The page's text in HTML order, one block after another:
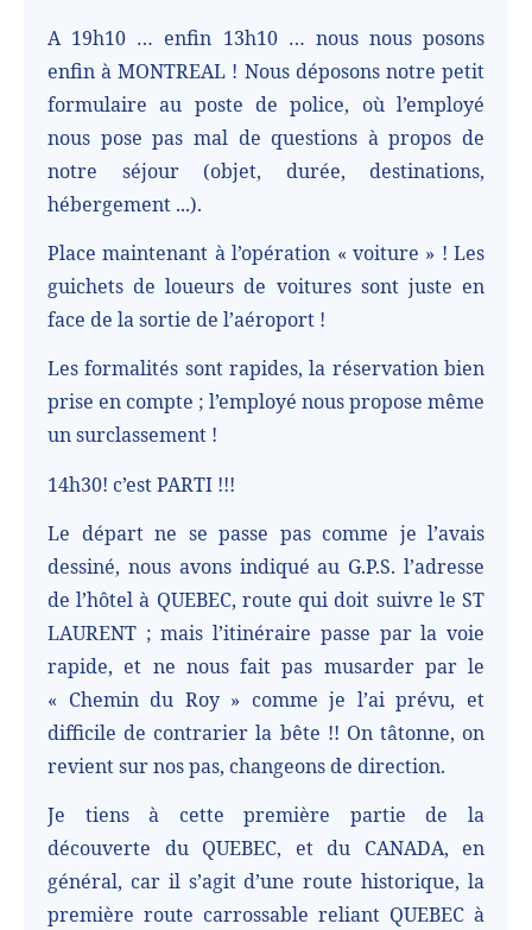
A 19h10 … enfin 13h10 … nous nous posons
enfin à MONTREAL ! Nous déposons notre petit
formulaire au poste de police, où l’employé
nous pose pas mal de questions à propos de
notre séjour (objet, durée, destinations,
hébergement ...).
Place maintenant à l’opération « voiture » ! Les
guichets de loueurs de voitures sont juste en
face de la sortie de l’aéroport !
Les formalités sont rapides, la réservation bien
prise en compte ; l’employé nous propose même
un surclassement !
14h30! c’est PARTI !!!
Le départ ne se passe pas comme je l’avais
dessiné, nous avons indiqué au G.P.S. l’adresse
de l’hôtel à QUEBEC, route qui doit suivre le ST
LAURENT ; mais l’itinéraire passe par la voie
rapide, et ne nous fait pas musarder par le
« Chemin du Roy » comme je l’ai prévu, et
difficile de contrarier la bête !! On tâtonne, on
revient sur nos pas, changeons de direction.
Je tiens à cette première partie de la
découverte du QUEBEC, et du CANADA, en
général, car il s’agit d’une route historique, la
première route carrossable reliant QUEBEC à